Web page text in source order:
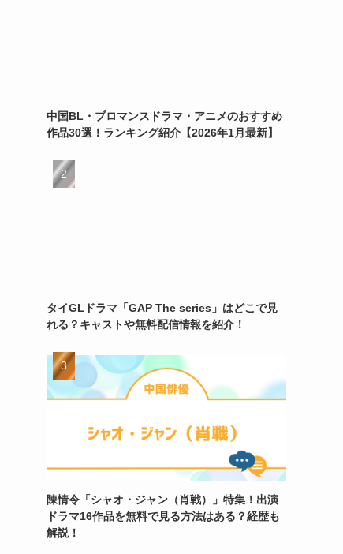
中国BL・ブロマンスドラマ・アニメのおすすめ
作品30選！ランキング紹介【2026年1月最新】
タイGLドラマ「GAP The series」はどこで見
れる？キャストや無料配信情報を紹介！
陳情令「シャオ・ジャン（肖戦）」特集！出演
ドラマ16作品を無料で見る方法はある？経歴も
解説！